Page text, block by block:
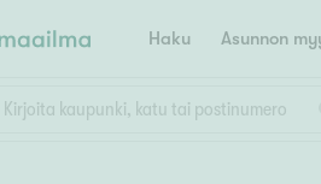
Haku Asunnon